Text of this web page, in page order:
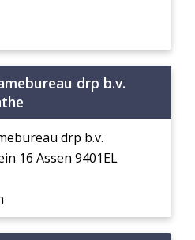
drp b.v.
drp b.v.
16 Assen 9401EL